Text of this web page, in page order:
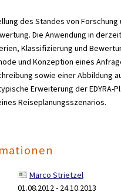
des Standes von
Die Anwendung in
Klassifizierung und
und Konzeption eines
sowie einer Abbildung
Erweiterung der
Reiseplanungsszenarios.
Marco Strietzel
01.08.2012 - 24.10.2013